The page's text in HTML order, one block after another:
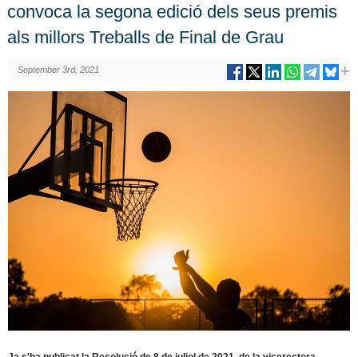
convoca la segona edició dels seus premis
als millors Treballs de Final de Grau
September 3rd, 2021